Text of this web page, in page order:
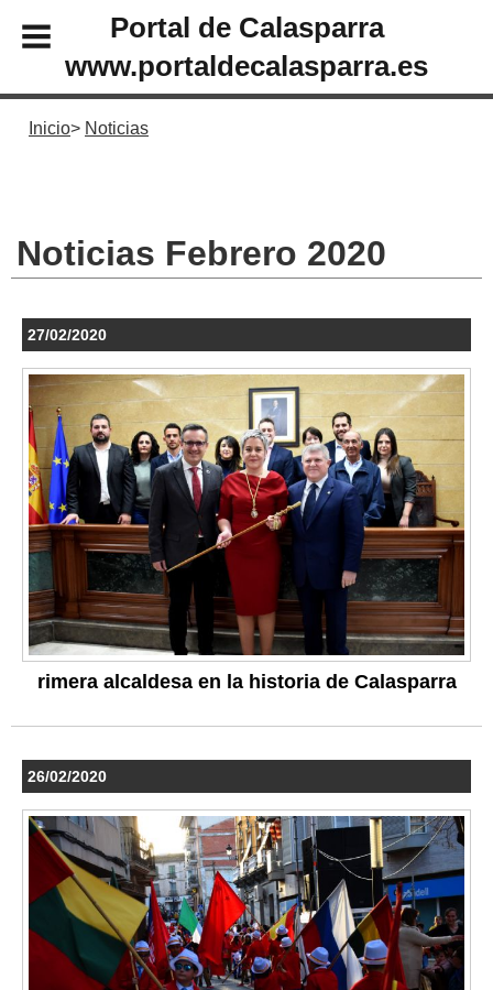
Portal de Calasparra
www.portaldecalasparra.es
Inicio Noticias
Noticias Febrero 2020
27/02/2020
rimera alcaldesa en la historia de Calasparra
26/02/2020